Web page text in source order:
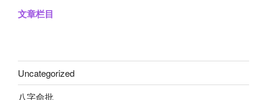
文章栏目
Uncategorized
八字命批